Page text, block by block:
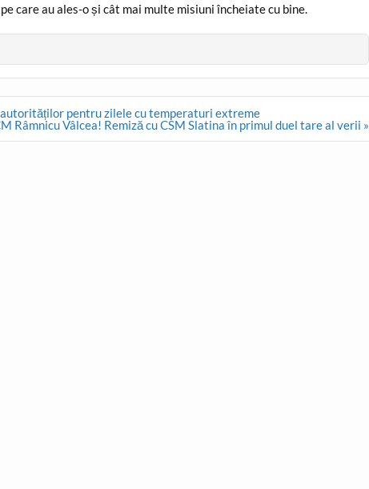
care au ales-o și cât mai multe misiuni încheiate cu bine.
autorităților pentru zilele cu temperaturi extreme
Râmnicu Vâlcea! Remiză cu CSM Slatina în primul duel tare al verii »